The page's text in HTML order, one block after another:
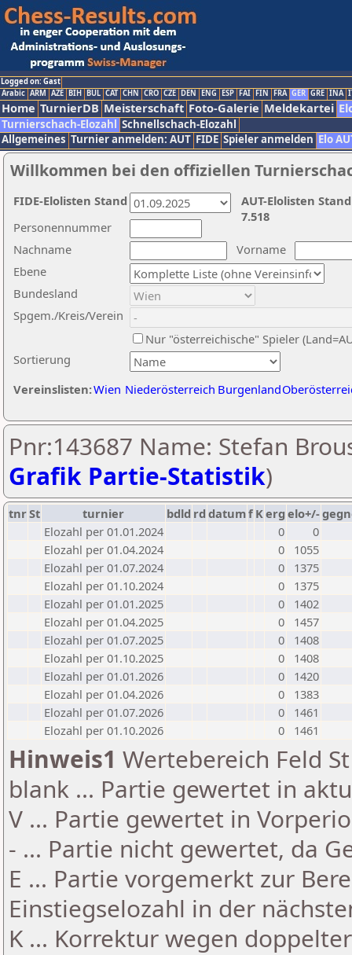
Logged on: Gast
Arabic ARM AZE BIH BUL CAT CHN CRO CZE DEN ENG ESP FAI FIN FRA GER GRE INA
Home TurnierDB Meisterschaft Foto-Galerie Meldekartei
Turnierschach-Elozahl Schnellschach-Elozahl
Allgemeines Turnier anmelden: AUT FIDE Spieler anmelden Elo
Willkommen bei den offiziellen
Nachname
Vorname
Ebene
Sortierung
Personennummer
Bundesland
Spgem./Kreis/Verein
Nur "österreichische" Spieler
Vereinslisten:Wien Niederösterreich Burgenland
AUT-Elolisten
7.518
FIDE-Elolisten Stand
Pnr:143687 Name: Stefan
Grafik Partie-Statistik)
tnrSt turnier bdld rd datumf Kerg elo+/-
Elozahl per 01.01.2024
0
0
Elozahl per 01.04.2024
0
1055
Elozahl per 01.07.2024
0
1375
Elozahl per 01.10.2024
0
1375
Elozahl per 01.01.2025
0
1402
Elozahl per 01.04.2025
0
1457
Elozahl per 01.07.2025
0
1408
Elozahl per 01.10.2025
0
1408
Elozahl per 01.01.2026
0
1420
Elozahl per 01.04.2026
0
1383
Elozahl per 01.07.2026
0
1461
Elozahl per 01.10.2026
0 1461
Hinweis1 Wertebereich Feld
blank ... Partie gewertet in
V ... Partie gewertet in
- ... Partie nicht gewertet, da
E ... Partie vorgemerkt zur
Einstiegselozahl in der
K ... Korrektur wegen